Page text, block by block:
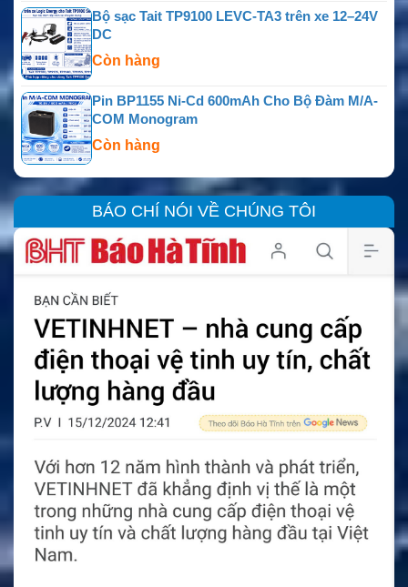
Bộ sạc Tait TP9100 LEVC-TA3 trên xe 12–24V
DC
Còn hàng
Pin BP1155 Ni-Cd 600mAh Cho Bộ Đàm M/A-
COM Monogram
Còn hàng
BÁO CHÍ NÓI VỀ CHÚNG TÔI